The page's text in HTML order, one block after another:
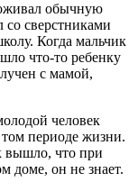
обычную
со сверстниками
Когда мальчик
что-то ребенку
с мамой,
человек
периоде жизни.
вышло, что при
доме, он не знает.